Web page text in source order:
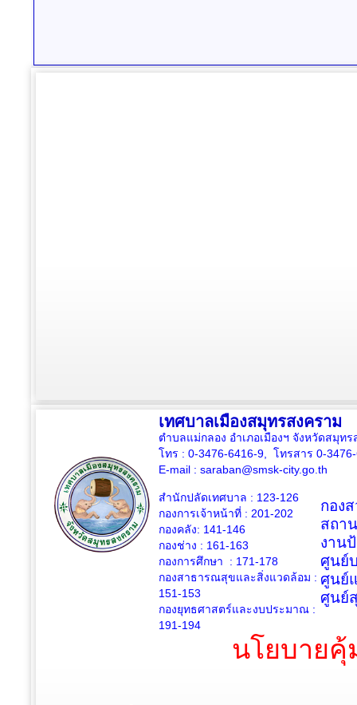
เทศบาลเมืองสมุทรสงคราม
ตำบลแม่กลอง อำเภอเมืองฯ จังหวัดสมุท
โทร : 0-3476-6416-9, โทรสาร 0-
E-mail : saraban@smsk-city.go.th
สำนักปลัดเทศบาล : 123-126
กองการเจ้าหน้าที่ : 201-202
กองคลัง: 141-146
กองช่าง : 161-163
กองการศึกษา : 171-178
กองสาธารณสุขและสิ่งแวดล้อม :
151-153
กองยุทธศาสตร์และงบประมาณ :
191-194
กอง
สถา
งาน
ศูนย์
ศูนย์
ศูนย์
นโยบาย